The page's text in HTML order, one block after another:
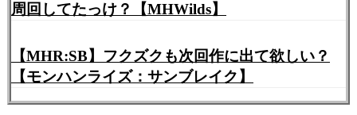
周回してたっけ？【MHWilds】
【MHR:SB】フクズクも次回作に出て欲しい？
【モンハンライズ：サンブレイク】